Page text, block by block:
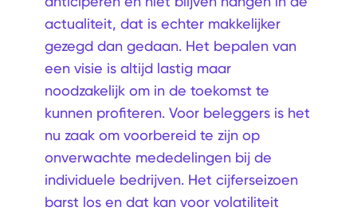
actualiteit, dat is echter makkelijker
gezegd dan gedaan. Het bepalen van
een visie is altijd lastig maar
noodzakelijk om in de toekomst te
kunnen profiteren. Voor beleggers is het
nu zaak om voorbereid te zijn op
onverwachte mededelingen bij de
individuele bedrijven. Het cijferseizoen
barst los en dat kan voor volatiliteit